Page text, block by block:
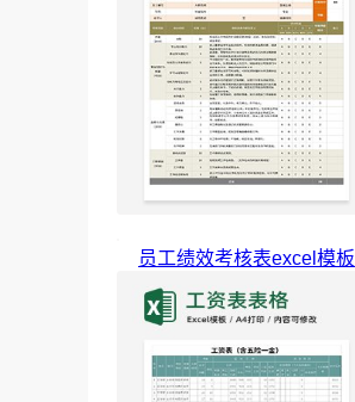
员工绩效考核表excel模板